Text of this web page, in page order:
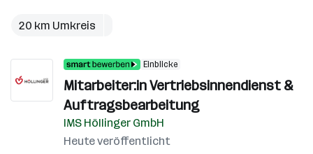
20 km Umkreis
Einblicke
Mitarbeiter:in Vertriebsinnendienst &
Auftragsbearbeitung
IMS Höllinger GmbH
Heute veröffentlicht